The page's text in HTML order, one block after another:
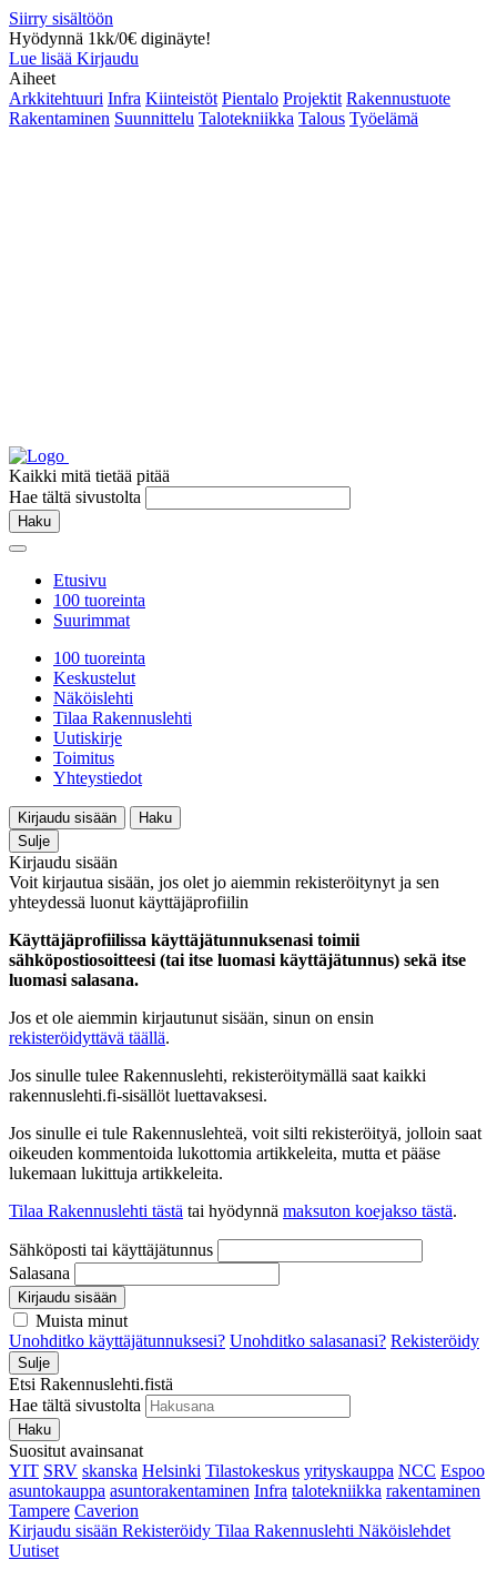
Siirry sisältöön
Hyödynnä 1kk/0€ diginäyte!
Lue lisää Kirjaudu
Aiheet
Arkkitehtuuri Infra Kiinteistöt Pientalo Projektit Rakennustuote
Rakentaminen Suunnittelu Talotekniikka Talous Työelämä
Kaikki mitä tietää pitää
Hae tältä sivustolta
Haku
Etusivu
100 tuoreinta
Suurimmat
100 tuoreinta
Keskustelut
Näköislehti
Tilaa Rakennuslehti
Uutiskirje
Toimitus
Yhteystiedot
Kirjaudu sisään
Haku
Sulje
Kirjaudu sisään
Voit kirjautua sisään, jos olet jo aiemmin rekisteröitynyt ja sen
yhteydessä luonut käyttäjäprofiilin
Käyttäjäprofiilissa käyttäjätunnuksenasi toimii
sähköpostiosoitteesi (tai itse luomasi käyttäjätunnus) sekä itse
luomasi salasana.
Jos et ole aiemmin kirjautunut sisään, sinun on ensin
rekisteröidyttävä täällä.
Jos sinulle tulee Rakennuslehti, rekisteröitymällä saat kaikki
rakennuslehti.fi-sisällöt luettavaksesi.
Jos sinulle ei tule Rakennuslehteä, voit silti rekisteröityä, jolloin saat
oikeuden kommentoida lukottomia artikkeleita, mutta et pääse
lukemaan lukittuja artikkeleita.
Tilaa Rakennuslehti tästä tai hyödynnä maksuton koejakso tästä.
Sähköposti tai käyttäjätunnus
Salasana
Kirjaudu sisään
Muista minut
Unohditko käyttäjätunnuksesi? Unohditko salasanasi? Rekisteröidy
Sulje
Etsi Rakennuslehti.fistä
Hae tältä sivustolta
Haku
Suositut avainsanat
YIT SRV skanska Helsinki Tilastokeskus yrityskauppa NCC Espoo
asuntokauppa asuntorakentaminen Infra talotekniikka rakentaminen
Tampere Caverion
Kirjaudu sisään Rekisteröidy Tilaa Rakennuslehti Näköislehdet
Uutiset